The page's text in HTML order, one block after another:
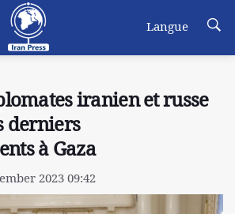
Langue
iranien et russe
derniers
à Gaza
2023 09:42